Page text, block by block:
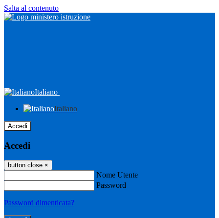
Salta al contenuto
Italiano
Italiano
Accedi
Accedi
button close ×
Nome Utente
Password
Password dimenticata?